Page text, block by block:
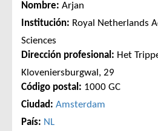
Nombre: Arjan
Institución: Royal Netherlands
Sciences
Dirección profesional: Het
Kloveniersburgwal, 29
Código postal: 1000 GC
Ciudad: Amsterdam
País: NL